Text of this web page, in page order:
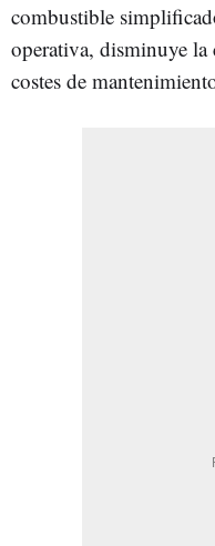
combustible
operativa, disminuye la
costes de